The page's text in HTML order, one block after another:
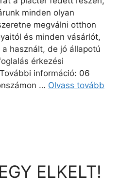
minden olyan
megválni otthon
és minden vásárlót,
használt, de jó állapotú
érkezési
információ: 06
… Olvass tovább
ELKELT!